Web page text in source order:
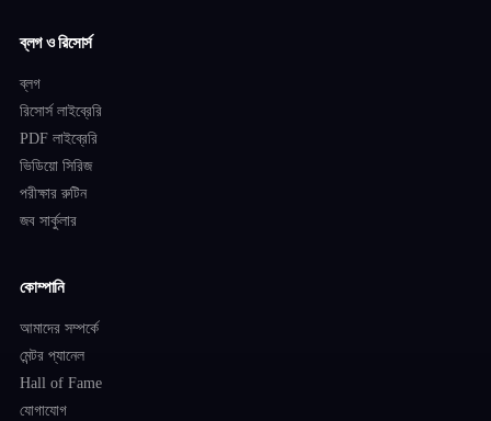
ব্লগ ও রিসোর্স
ব্লগ
রিসোর্স লাইব্রেরি
PDF লাইব্রেরি
ভিডিয়ো সিরিজ
পরীক্ষার রুটিন
জব সার্কুলার
কোম্পানি
আমাদের সম্পর্কে
মেন্টর প্যানেল
Hall of Fame
যোগাযোগ